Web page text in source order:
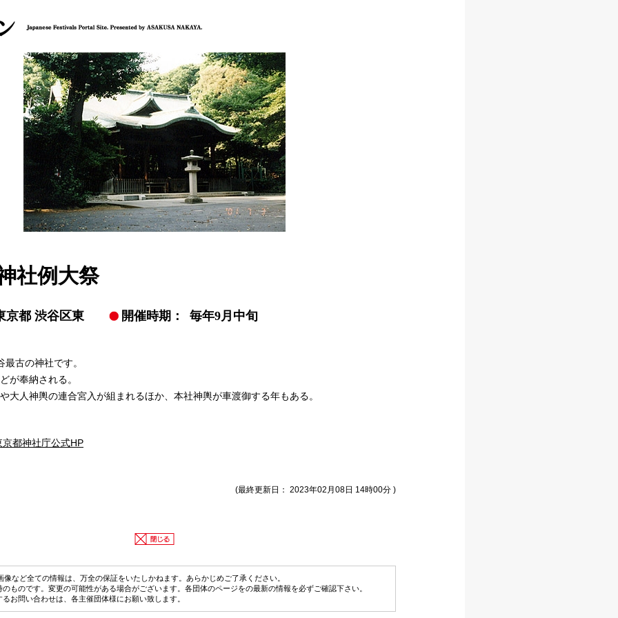
社例大祭
京都 渋谷区東 開催時期： 毎年9月中旬
古の神社です。
が奉納される。
大人神輿の連合宮入が組まれるほか、本社神輿が車渡御する年もある。
京都神社庁公式HP
(最終更新日： 2023年02月08日 14時00分 )
など全ての情報は、万全の保証をいたしかねます。あらかじめご了承ください。
ものです。変更の可能性がある場合がございます。各団体のページをの最新の情報を必ずご確認下さい。
お問い合わせは、各主催団体様にお願い致します。